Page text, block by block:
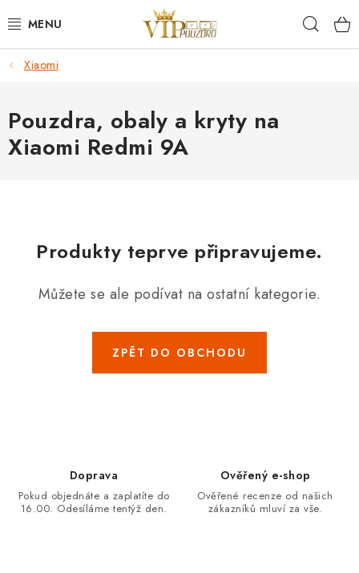
na
KRYTY NA MOBIL.
OCHRANA DISPLEJE - SKLO A FÓLIE
KABELY A NABÍJEČKY
POUZDRA, OBALY NA APPLE AIRPODS
OBCHODNÍ PODMÍNKY
Xiaomi
Pouzdra, obaly a kryty na
Xiaomi Redmi 9A
Produkty teprve připravujeme.
Můžete se ale podívat na ostatní kategorie.
ZPĚT DO OBCHODU
Doprava
Pokud objednáte a zaplatíte do
16.00. Odesíláme tentýž den.
Ověřený e-shop
Ověřené recenze od našich
zákazníků mluví za vše.